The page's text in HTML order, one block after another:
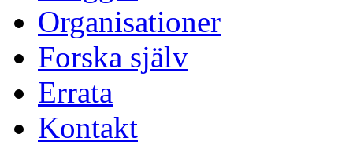
Organisationer
Forska själv
Errata
Kontakt